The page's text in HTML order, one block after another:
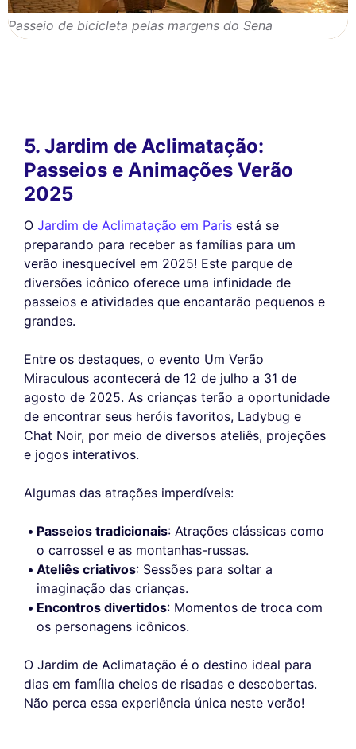
Passeio de bicicleta pelas margens do Sena
5. Jardim de Aclimatação:
Passeios e Animações Verão
2025
O Jardim de Aclimatação em Paris está se
preparando para receber as famílias para um
verão inesquecível em 2025! Este parque de
diversões icônico oferece uma infinidade de
passeios e atividades que encantarão pequenos e
grandes.
Entre os destaques, o evento Um Verão
Miraculous acontecerá de 12 de julho a 31 de
agosto de 2025. As crianças terão a oportunidade
de encontrar seus heróis favoritos, Ladybug e
Chat Noir, por meio de diversos ateliês, projeções
e jogos interativos.
Algumas das atrações imperdíveis:
Passeios tradicionais: Atrações clássicas como
o carrossel e as montanhas-russas.
Ateliês criativos: Sessões para soltar a
imaginação das crianças.
Encontros divertidos: Momentos de troca com
os personagens icônicos.
O Jardim de Aclimatação é o destino ideal para
dias em família cheios de risadas e descobertas.
Não perca essa experiência única neste verão!